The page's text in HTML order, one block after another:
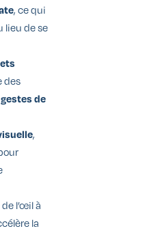
, ce qui
lieu de se
des
de
,
l’œil à
la